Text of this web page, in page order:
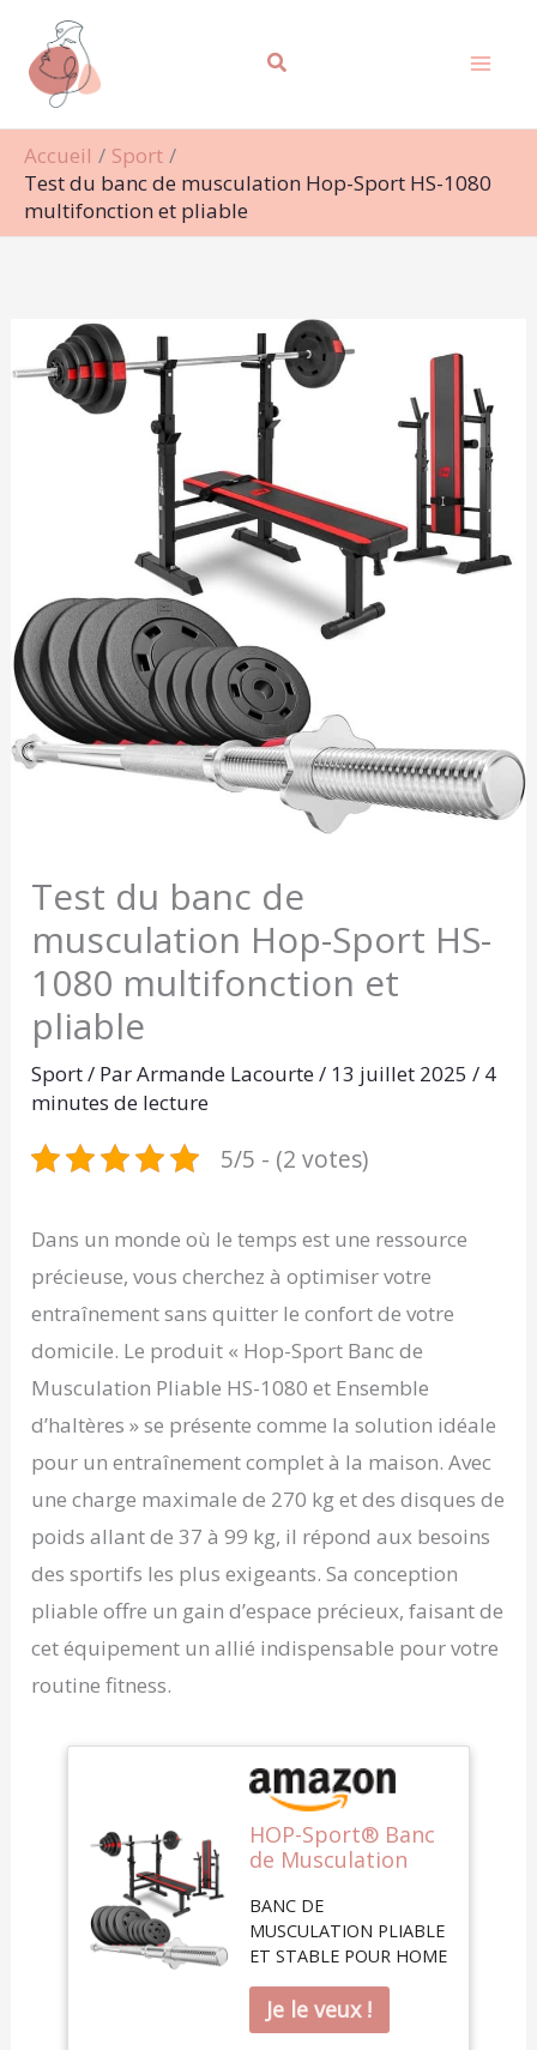
contenu
Accueil
Sport
Test du banc de musculation Hop-Sport HS-1080
multifonction et pliable
Test du banc de
musculation Hop-Sport HS-
1080 multifonction et
pliable
Sport/ ParArmande Lacourte/ 13 juillet 2025/ 4
minutes de lecture
5/5 - (2 votes)
Dans un monde où le temps est une ressource
précieuse, vous cherchez à optimiser votre
entraînement sans quitter le confort de votre
domicile. Le produit « Hop-Sport Banc de
Musculation Pliable HS-1080 et Ensemble
d’haltères » se présente comme la solution idéale
pour un entraînement complet à la maison. Avec
une charge maximale de 270 kg et des disques de
poids allant de 37 à 99 kg, il répond aux besoins
des sportifs les plus exigeants. Sa conception
pliable offre un gain d’espace précieux, faisant de
cet équipement un allié indispensable pour votre
routine fitness.
HOP-Sport® Banc
de Musculation
Support Barre
Longue HS-1080 et
Ensemble
d’haltères: Disques
de Poids en
Plastique de 39 kg
BANC DE
MUSCULATION PLIABLE
ET STABLE POUR HOME
GYM: HS-1080 est conçu
pour l'entraînement à
domicile. Il offre une
Rechercher